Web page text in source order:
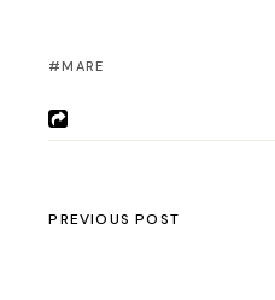
MARE
PREVIOUS POST